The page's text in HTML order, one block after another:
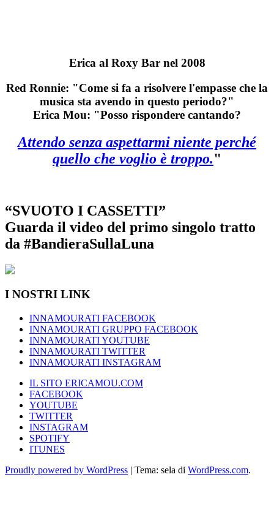
Erica al Roxy Bar nel 2008
Red Ronnie: "Come si fa a risolvere l'empasse che la
musica sta avendo in questo periodo?"
Erica Mou: "Posso rispondere cantando?
Attendo senza aspettarmi niente perché
quello che voglio è troppo."
“SVUOTO I CASSETTI”
Guarda il video del primo singolo tratto
da #BandieraSullaLuna
I NOSTRI LINK
INNAMOURATI FACEBOOK
INNAMOURATI GRUPPO FACEBOOK
INNAMOURATI YOUTUBE
INNAMOURATI TWITTER
INNAMOURATI INSTAGRAM
IL SITO ERICAMOU.COM
FACEBOOK
YOUTUBE
TWITTER
INSTAGRAM
SPOTIFY
ITUNES
Proudly powered by WordPress | Tema: sela di WordPress.com.